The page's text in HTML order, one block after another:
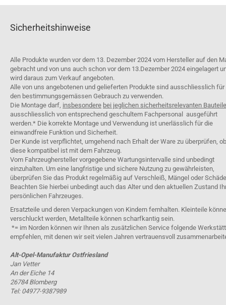
Sicherheitshinweise
Alle Produkte wurden vor dem 13. Dezember 2024 vom Hersteller auf den
gebracht und von uns auch schon vor dem 13.Dezember 2024 eingelagert
wird daraus zum Verkauf angeboten.
Alle von uns angebotenen und gelieferten Produkte sind ausschliesslich für
den bestimmungsgemässen Gebrauch zu verwenden.
Die Montage darf, insbesondere bei jeglichen sicherheitsrelevanten
ausschliesslich von entsprechend geschultem Fachpersonal ausgeführt
werden.* Die korrekte Montage und Verwendung ist unerlässlich für die
einwandfreie Funktion und Sicherheit.
Der Kunde ist verpflichtet, umgehend nach Erhalt der Ware zu überprüfen, ob
diese kompatibel ist mit dem Fahrzeug.
Vom Fahrzeughersteller vorgegebene Wartungsintervalle sind unbedingt
einzuhalten. Um eine langfristige und sichere Nutzung zu gewährleisten,
überprüfen Sie das Produkt regelmäßig auf Verschleiß, Mängel oder
Beachten Sie hierbei unbedingt auch das Alter und den aktuellen Zustand
persönlichen Fahrzeuges.
Ersatzteile und deren Verpackungen von Kindern fernhalten. Kleinteile
verschluckt werden, Metallteile können scharfkantig sein.
*= im Norden können wir Ihnen als zusätzlichen Service folgende
empfehlen, mit denen wir seit vielen Jahren vertrauensvoll
Alt-Opel-Manufaktur Ostfriesland
Jan Vetter
An der Eiche 14
26784 Blomberg
Tel: 04977-9387989